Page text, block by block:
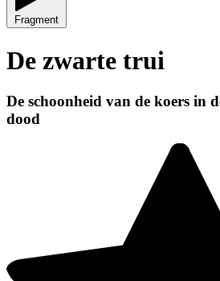
Fragment
De zwarte trui
De schoonheid van de koers in
dood